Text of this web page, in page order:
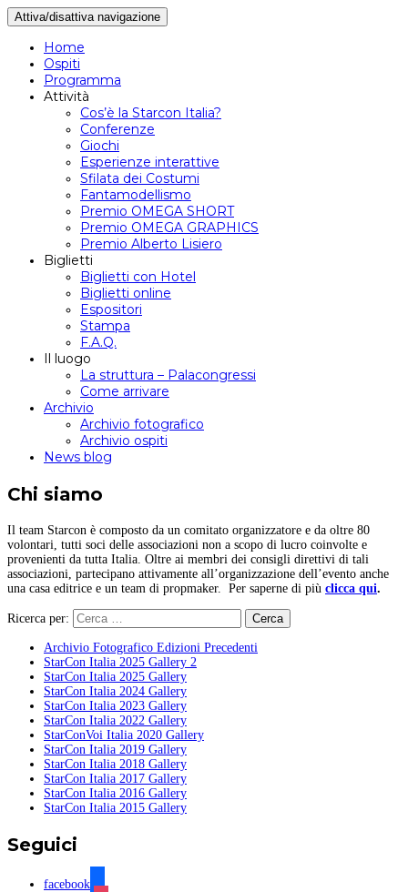
Attiva/disattiva navigazione
Home
Ospiti
Programma
Attività
Cos’è la Starcon Italia?
Conferenze
Giochi
Esperienze interattive
Sfilata dei Costumi
Fantamodellismo
Premio OMEGA SHORT
Premio OMEGA GRAPHICS
Premio Alberto Lisiero
Biglietti
Biglietti con Hotel
Biglietti online
Espositori
Stampa
F.A.Q.
Il luogo
La struttura – Palacongressi
Come arrivare
Archivio
Archivio fotografico
Archivio ospiti
News blog
Chi siamo
Il team Starcon è composto da un comitato organizzatore e da oltre 80
volontari, tutti soci delle associazioni non a scopo di lucro coinvolte e
provenienti da tutta Italia. Oltre ai membri dei consigli direttivi di tali
associazioni, partecipano attivamente all’organizzazione dell’evento anche
una casa editrice e un team di propmaker. Per saperne di più clicca qui.
Ricerca per:
Archivio Fotografico Edizioni Precedenti
StarCon Italia 2025 Gallery 2
StarCon Italia 2025 Gallery
StarCon Italia 2024 Gallery
StarCon Italia 2023 Gallery
StarCon Italia 2022 Gallery
StarConVoi Italia 2020 Gallery
StarCon Italia 2019 Gallery
StarCon Italia 2018 Gallery
StarCon Italia 2017 Gallery
StarCon Italia 2016 Gallery
StarCon Italia 2015 Gallery
Seguici
facebook